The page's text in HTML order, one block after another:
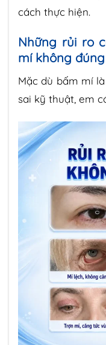
cách thực hiện.
Những rủi ro
mí không
Mặc dù bấm mí
sai kỹ thuật, em